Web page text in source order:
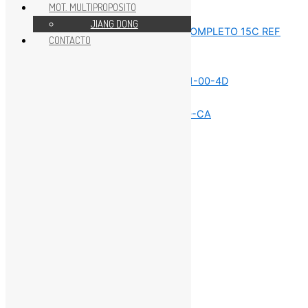
REPUESTOS MOTOR 15HP
MOT. MULTIPROPOSITO
JIANG DONG
CONTACTO